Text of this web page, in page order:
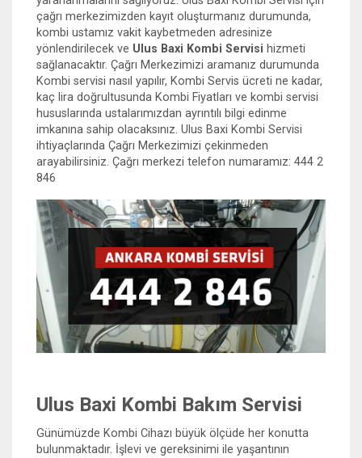
çağrı merkezimizden kayıt oluşturmanız durumunda,
kombi ustamız vakit kaybetmeden adresinize
yönlendirilecek ve Ulus Baxi Kombi Servisi hizmeti
sağlanacaktır. Çağrı Merkezimizi aramanız durumunda
Kombi servisi nasıl yapılır, Kombi Servis ücreti ne kadar,
kaç lira doğrultusunda Kombi Fiyatları ve kombi servisi
hususlarında ustalarımızdan ayrıntılı bilgi edinme
imkanına sahip olacaksınız. Ulus Baxi Kombi Servisi
ihtiyaçlarında Çağrı Merkezimizi çekinmeden
arayabilirsiniz. Çağrı merkezi telefon numaramız: 444 2
846
Ulus Baxi Kombi Bakım Servisi
Günümüzde Kombi Cihazı büyük ölçüde her konutta
bulunmaktadır. İşlevi ve gereksinimi ile yaşantının